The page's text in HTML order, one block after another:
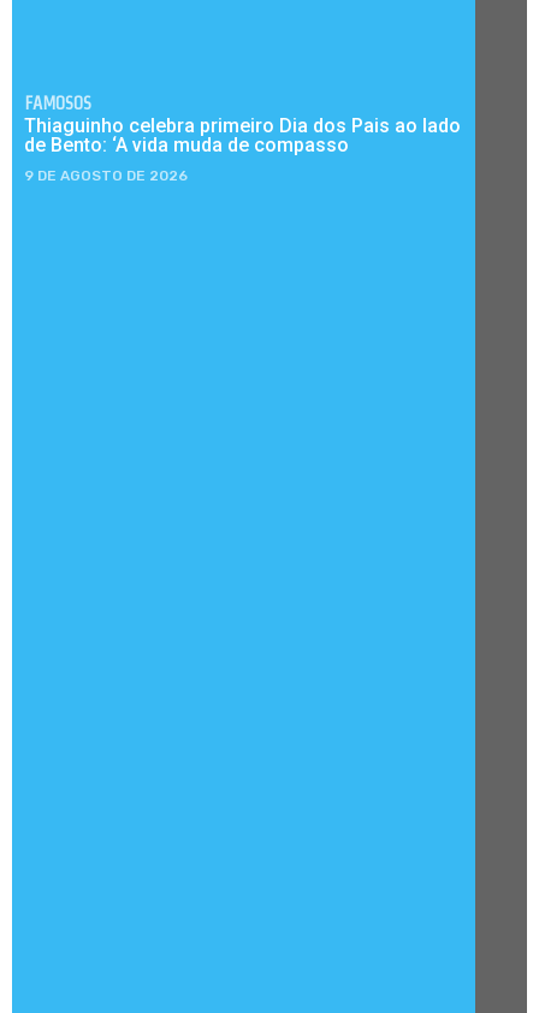
FAMOSOS
Thiaguinho celebra primeiro Dia dos Pais ao lado
de Bento: ‘A vida muda de compasso
9 DE AGOSTO DE 2026